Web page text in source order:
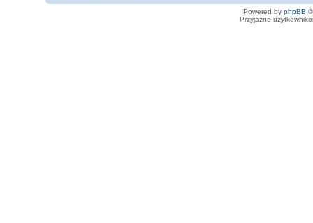
Powered by phpBB
Przyjazne